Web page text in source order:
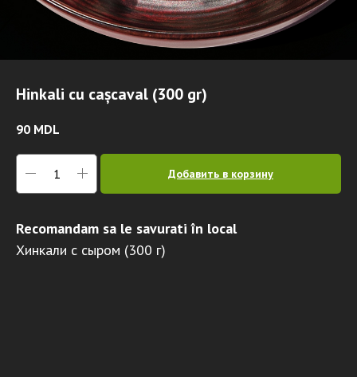
Hinkali cu cașcaval (300 gr)
90 MDL
Добавить в корзину
Recomandam sa le savurati în local
Хинкали с сыром (300 г)